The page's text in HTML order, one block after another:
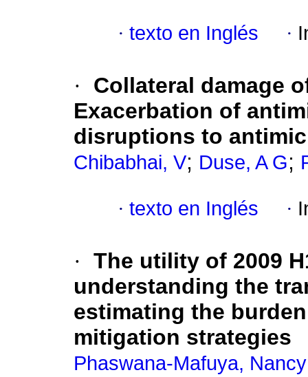
· texto en Inglés ·
·
Collateral damage
Exacerbation of
disruptions to
Chibabhai, V; Duse, A G;
· texto en Inglés ·
· The utility of 2009
understanding the
estimating the
mitigation strategies
Phaswana-Mafuya, Nancy